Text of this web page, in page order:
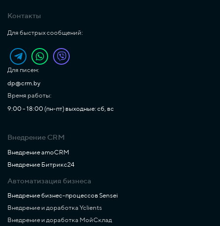
Контакты
Для быстрых сообщений:
Для писем:
dp@crm.by
Время работы:
9:00 - 18:00 (пн-пт) выходные: сб, вс
Внедрение CRM
Внедрение amoCRM
Внедрение Битрикс24
Автоматизация бизнеса
Внедрение бизнес-процессов Sensei
Внедрение и доработка Yclients
Внедрение и доработка МойСклад